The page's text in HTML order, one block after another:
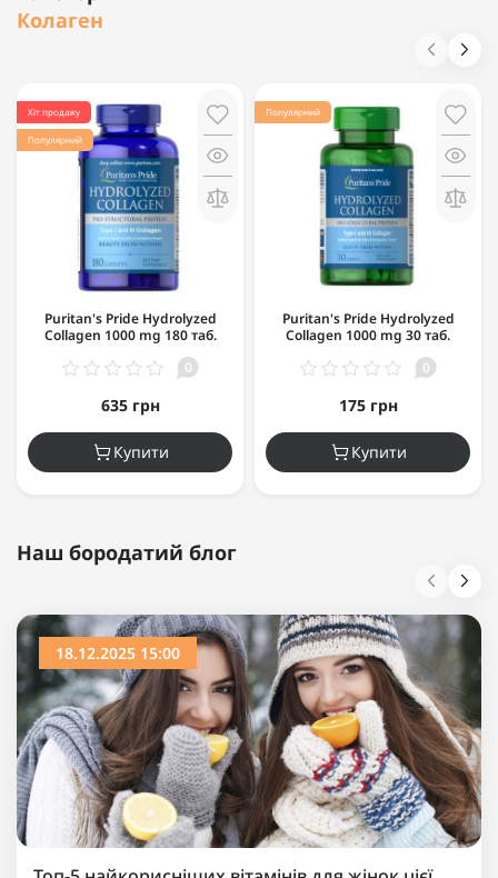
Колаген
Хіт продажу
Популярний
Puritan's Pride Hydrolyzed
Collagen 1000 mg 180 таб.
0
635 грн
Купити
Популярний
Puritan's Pride Hydrolyzed
Collagen 1000 mg 30 таб.
0
175 грн
Купити
Наш бородатий блог
18.12.2025 15:00